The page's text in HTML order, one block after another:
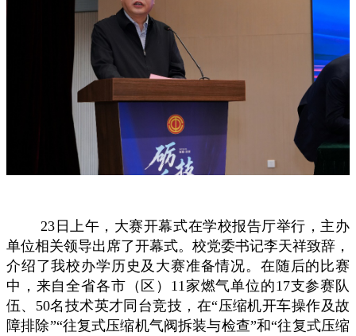
23日上午，大赛开幕式在学校报告厅举行，主办
单位相关领导出席了开幕式。校党委书记李天祥致辞，
介绍了我校办学历史 及大赛准备情况。 在随后的比赛
中，来自全省各市（区）11家燃气单位的17支参赛队
伍、50名技术英才同台竞技，在“压缩机开车操作及故
障排除”“往复式压缩机气阀拆装与检查”和“往复式压缩